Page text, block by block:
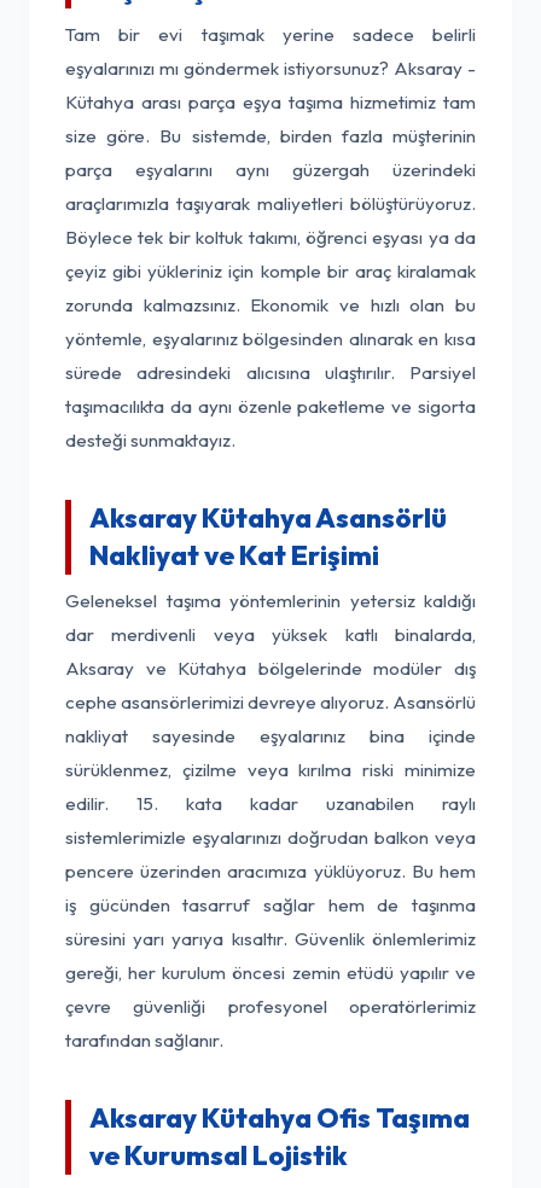
Tam bir evi taşımak yerine sadece belirli
eşyalarınızı mı göndermek istiyorsunuz? Aksaray -
Kütahya arası parça eşya taşıma hizmetimiz tam
size göre. Bu sistemde, birden fazla müşterinin
parça eşyalarını aynı güzergah üzerindeki
araçlarımızla taşıyarak maliyetleri bölüştürüyoruz.
Böylece tek bir koltuk takımı, öğrenci eşyası ya da
çeyiz gibi yükleriniz için komple bir araç kiralamak
zorunda kalmazsınız. Ekonomik ve hızlı olan bu
yöntemle, eşyalarınız bölgesinden alınarak en kısa
sürede adresindeki alıcısına ulaştırılır. Parsiyel
taşımacılıkta da aynı özenle paketleme ve sigorta
desteği sunmaktayız.
Aksaray Kütahya Asansörlü
Nakliyat ve Kat Erişimi
Geleneksel taşıma yöntemlerinin yetersiz kaldığı
dar merdivenli veya yüksek katlı binalarda,
Aksaray ve Kütahya bölgelerinde modüler dış
cephe asansörlerimizi devreye alıyoruz. Asansörlü
nakliyat sayesinde eşyalarınız bina içinde
sürüklenmez, çizilme veya kırılma riski minimize
edilir. 15. kata kadar uzanabilen raylı
sistemlerimizle eşyalarınızı doğrudan balkon veya
pencere üzerinden aracımıza yüklüyoruz. Bu hem
iş gücünden tasarruf sağlar hem de taşınma
süresini yarı yarıya kısaltır. Güvenlik önlemlerimiz
gereği, her kurulum öncesi zemin etüdü yapılır ve
çevre güvenliği profesyonel operatörlerimiz
tarafından sağlanır.
Aksaray Kütahya Ofis Taşıma
ve Kurumsal Lojistik